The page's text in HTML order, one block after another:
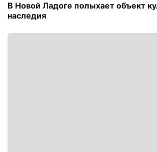
В Новой Ладоге полыхает объект
наследия